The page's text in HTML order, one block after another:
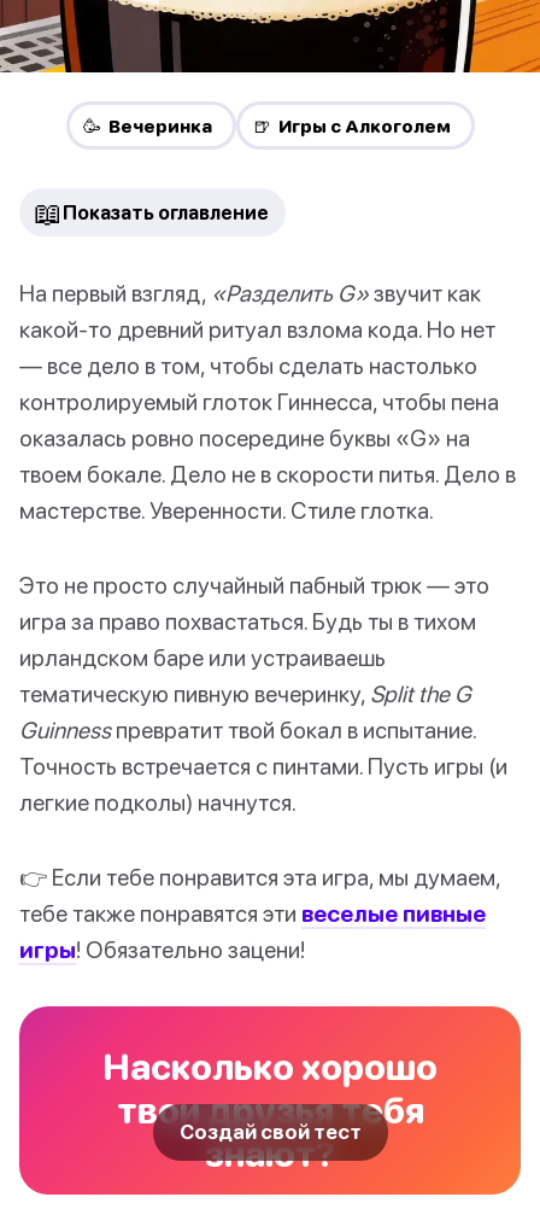
🥳 Вечеринка 🍺 Игры с Алкоголем
📖 Показать оглавление
На первый взгляд, «Разделить G»звучит как
какой-то древний ритуал взлома кода. Но нет
— все дело в том, чтобы сделать настолько
контролируемый глоток Гиннесса, чтобы пена
оказалась ровно посередине буквы «G» на
твоем бокале. Дело не в скорости питья. Дело в
мастерстве. Уверенности. Стиле глотка.
Это не просто случайный пабный трюк — это
игра за право похвастаться. Будь ты в тихом
ирландском баре или устраиваешь
тематическую пивную вечеринку, Split the G
Guinnessпревратит твой бокал в испытание.
Точность встречается с пинтами. Пусть игры (и
легкие подколы) начнутся.
👉 Если тебе понравится эта игра, мы думаем,
тебе также понравятся эти веселые пивные
игры! Обязательно зацени!
Насколько хорошо
твои друзья тебя
знают?
Создай свой тест